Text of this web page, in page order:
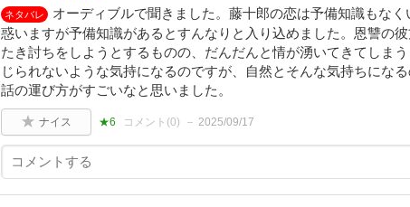
ネタバレ
オーディブルで聞きました。藤十郎の恋は予備知識もな
惑いますが予備知識があるとすんなりと入り込めました。恩讐の
たき討ちをしようとするものの、だんだんと情が湧いてきてしま
じられないような気持になるのですが、自然とそんな気持ちにな
話の運び方がすごいなと思いました。
ナイス ★6 コメント(0) 2025/09/17